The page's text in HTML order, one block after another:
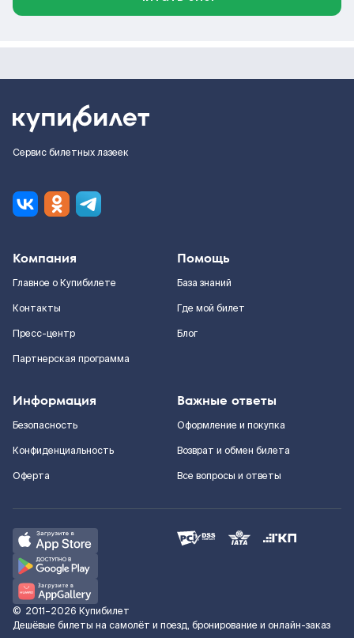
Сервис билетных лазеек
Компания
Главное о Купибилете
Контакты
Пресс-центр
Партнерская программа
Помощь
База знаний
Где мой билет
Блог
Информация
Безопасность
Конфиденциальность
Оферта
Важные ответы
Оформление и покупка
Возврат и обмен билета
Все вопросы и ответы
© 2011–2026 Купибилет
Дешёвые билеты на самолёт и поезд, бронирование и онлайн-заказ